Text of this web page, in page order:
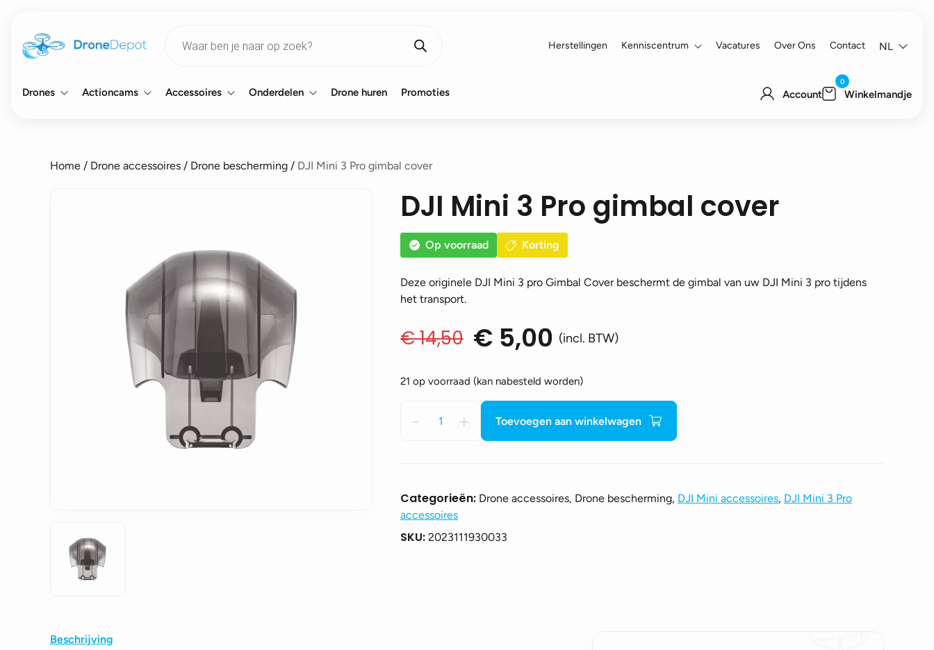
search
Herstellingen Kenniscentrum Vacatures Over Ons Contact NL
Drones Actioncams Accessoires Onderdelen Drone huren Promoties Account
0
Winkelmandje
Home / Drone accessoires / Drone bescherming / DJI Mini 3 Pro gimbal cover
DJI Mini 3 Pro gimbal cover
Op voorraad Korting
Deze originele DJI Mini 3 pro Gimbal Cover beschermt de gimbal van uw DJI Mini 3 pro tijdens
het transport.
€14,50
Oorspronkelijke
€ 14,50.
€ 5,00
Huidige
€ 5,00.
(incl. BTW)
21 op voorraad (kan nabesteld worden)
-
Mini
cover
+ Toevoegen aan winkelwagen
Categorieën: Drone accessoires, Drone bescherming, DJI Mini accessoires, DJI Mini 3 Pro
accessoires
SKU: 2023111930033
Beschrijving